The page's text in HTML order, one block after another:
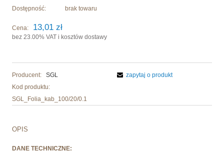
Dostępność: brak towaru
Cena: 13,01 zł
bez 23.00% VAT i kosztów dostawy
Producent:
SGL
Kod produktu:
SGL_Folia_kab_100/20/0.1
zapytaj o produkt
OPIS
DANE TECHNICZNE: